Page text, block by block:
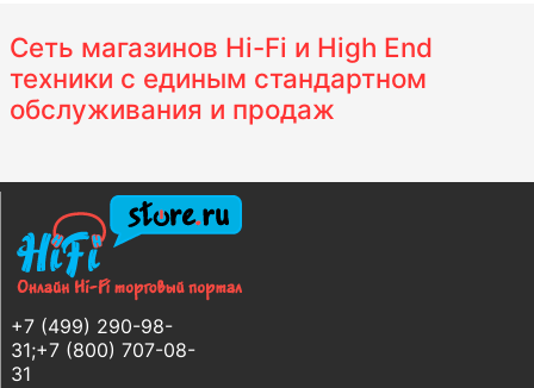
Сеть магазинов Hi-Fi и High End
техники с единым стандартном
обслуживания и продаж
+7 (499) 290-98-
31;+7 (800) 707-08-
31